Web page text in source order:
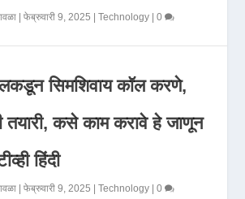
|फेब्रुवारी 9, 2025 |Technology |0
सिमशिवाय कॉल करणे,
तयारी, कसे काम करावे हे जाणून
हिंदी
|फेब्रुवारी 9, 2025 |Technology |0